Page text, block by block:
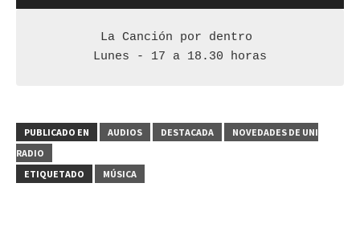
La Canción por dentro
Lunes - 17 a 18.30 horas
PUBLICADO EN AUDIOS DESTACADA
NOVEDADES DE UNI
RADIO
ETIQUETADO
MÚSICA